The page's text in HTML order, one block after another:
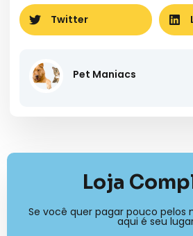
Twitter
Pet Maniacs
Loja
Se você quer pagar pouco pelos
aqui é seu